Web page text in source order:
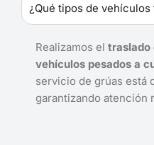
¿Qué tipos de vehículos
Realizamos el traslado
vehículos pesados a
servicio de grúas está
garantizando atención